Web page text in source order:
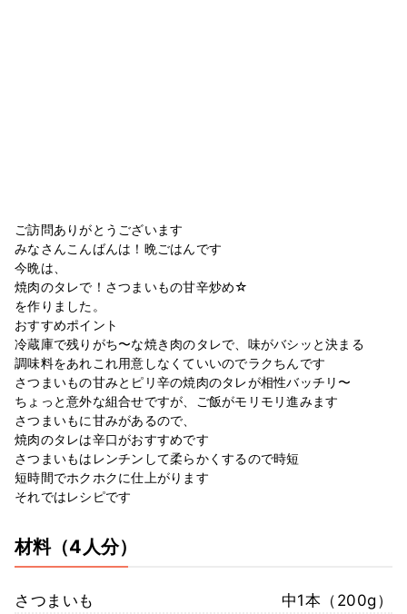
ご訪問ありがとうございます
みなさんこんばんは！晩ごはんです
今晩は、
焼肉のタレで！さつまいもの甘辛炒め☆
を作りました。
おすすめポイント
冷蔵庫で残りがち〜な焼き肉のタレで、味がバシッと決まる
調味料をあれこれ用意しなくていいのでラクちんです
さつまいもの甘みとピリ辛の焼肉のタレが相性バッチリ〜
ちょっと意外な組合せですが、ご飯がモリモリ進みます
さつまいもに甘みがあるので、
焼肉のタレは辛口がおすすめです
さつまいもはレンチンして柔らかくするので時短
短時間でホクホクに仕上がります
それではレシピです
材料（4人分）
さつまいも
中1本（200g）